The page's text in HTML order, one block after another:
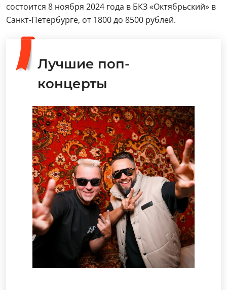
состоится 8 ноября 2024 года в БКЗ «Октябрьский» в
Санкт-Петербурге, от 1800 до 8500 рублей.
Лучшие поп-
концерты